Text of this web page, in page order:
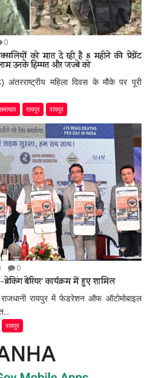
0
को मात दे रही है 8 महीने की प्रेग्नेंट
उनके हिम्मत और जज्बे को
अंतरराष्ट्रीय महिला दिवस के मौके पर पूरी
रायपुर रायपुर
0
बेरियर‘ कार्यक्रम में हुए शामिल
रायपुर में फेडरेशन ऑफ ऑटोमोबाइल
रायपुर